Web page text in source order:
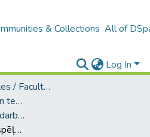
& Collections All of
Log In
B4 – LU fakultātes / Faculties of the UL
A -- Eksakto zinātņu un tehnoloģiju fakultāte / Faculty of Science and Technology
Bakalaura un maģistra darbi (EZTF) / Bachelor's and Master's theses
Procesuāli ģenerētas spēļu pasaules